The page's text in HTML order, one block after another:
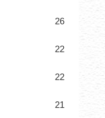
26
22
22
21